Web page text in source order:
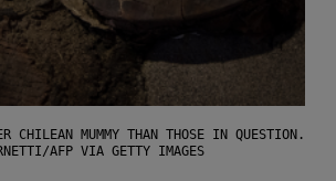
CHILEAN MUMMY THAN THOSE IN QUESTION.
AFP VIA GETTY IMAGES